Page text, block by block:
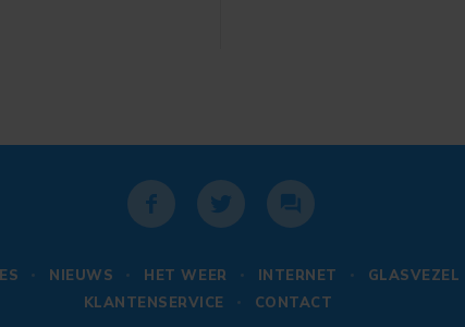
NIEUWS HET WEER INTERNET GLASVEZEL
KLANTENSERVICE
CONTACT